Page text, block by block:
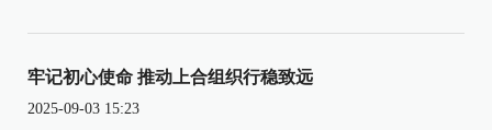
牢记初心使命 推动上合组织行稳致远
2025-09-03 15:23